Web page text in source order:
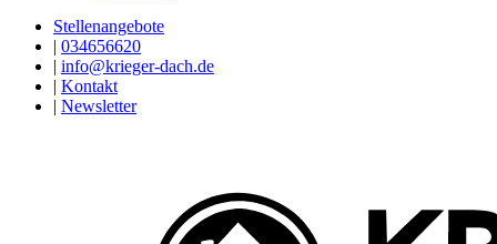
Stellenangebote
| 034656620
| info@krieger-dach.de
| Kontakt
| Newsletter